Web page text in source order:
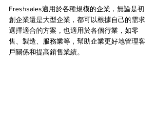
Freshsales適用於各種規模的企業，無論是初
創企業還是大型企業，都可以根據自己的需求
選擇適合的方案，也適用於各個行業，如零
售、製造、服務業等，幫助企業更好地管理客
戶關係和提高銷售業績。